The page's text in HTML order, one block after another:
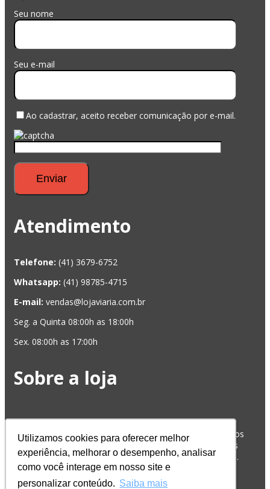
Utilizamos cookies para oferecer melhor
experiência, melhorar o desempenho, analisar
como você interage em nosso site e
personalizar conteúdo. Saiba mais
Utilizamos cookies para oferecer melhor
experiência, melhorar o desempenho, analisar
como você interage em nosso site e
personalizar conteúdo. Saiba mais
Seu nome
Seu e-mail
Ao cadastrar, aceito receber comunicação por e-mail.
Atendimento
Telefone: (41) 3679-6752
Whatsapp: (41) 98785-4715
E-mail: vendas@lojaviaria.com.br
Seg. a Quinta 08:00h as 18:00h
Sex. 08:00h as 17:00h
Sobre a loja
Na Loja Viária você encontra ampla variedade de produtos
para sinalização viária, como placas de sinalização, tintas
para demarcação viária, adesivos refletivos e muito mais.
Entregas para todo Brasil.